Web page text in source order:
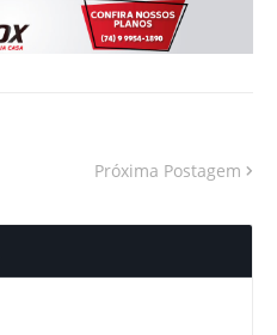
Próxima Postagem